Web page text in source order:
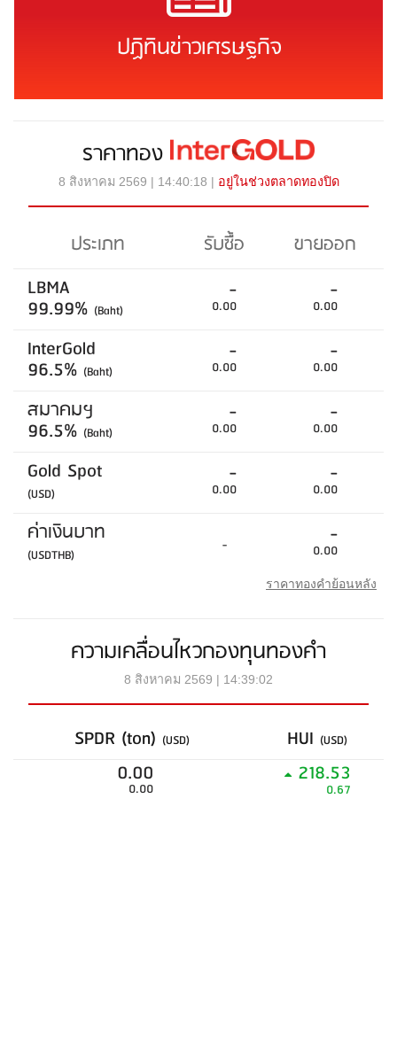
ปฏิทินข่าวเศรษฐกิจ
ราคาทอง
8 สิงหาคม 2569 | 14:40:18 | อยู่ในช่วงตลาดทองปิด
ประเภท รับซื้อ
ขายออก
LBMA
99.99% (Baht)
-
0.00
-
0.00
InterGold
96.5% (Baht)
-
0.00
-
0.00
สมาคมฯ
96.5% (Baht)
-
0.00
-
0.00
Gold Spot
(USD)
-
0.00
-
0.00
ค่าเงินบาท
(USDTHB) - -
0.00
ราคาทองคำย้อนหลัง
ความเคลื่อนไหวกองทุนทองคำ
8 สิงหาคม 2569 | 14:39:02
SPDR (ton) (USD) HUI (USD)
0.00
0.00
218.53
0.67